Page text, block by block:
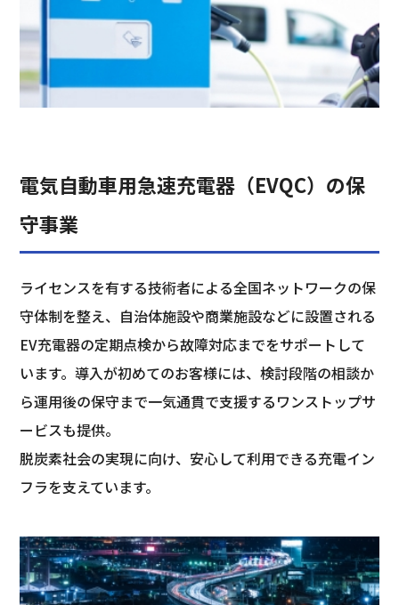
電気自動車用急速充電器（EVQC）の保
守事業
ライセンスを有する技術者による全国ネットワークの保
守体制を整え、自治体施設や商業施設などに設置される
EV充電器の定期点検から故障対応までをサポートして
います。導入が初めてのお客様には、検討段階の相談か
ら運用後の保守まで一気通貫で支援するワンストップサ
ービスも提供。
脱炭素社会の実現に向け、安心して利用できる充電イン
フラを支えています。